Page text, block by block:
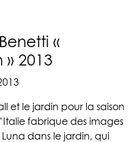
«
» 2013
et le jardin pour la saison
fabrique des images
Luna dans le jardin, qui